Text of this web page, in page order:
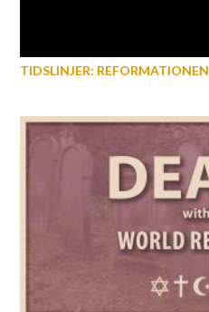
TIDSLINJER: REFORMATIONEN